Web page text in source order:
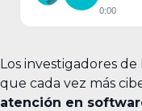
0:00
Los investigadores
que cada vez más
atención en